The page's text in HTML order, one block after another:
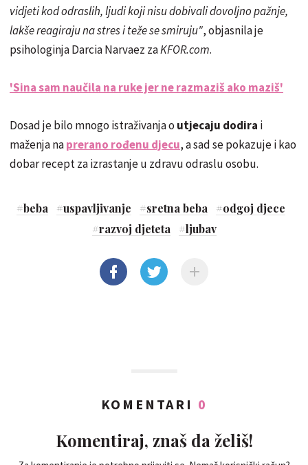
vidjeti kod odraslih, ljudi koji nisu dobivali dovoljno pažnje,
lakše reagiraju na stres i teže se smiruju", objasnila je
psihologinja Darcia Narvaez zaKFOR.com.
'Sina sam naučila na ruke jer ne razmaziš ako maziš'
Dosad je bilo mnogo istraživanja o utjecaju dodira i
maženja naprerano rođenu djecu, a sad se pokazuje i kao
dobar recept za izrastanje u zdravu odraslu osobu.
#beba #uspavljivanje #sretna beba #odgoj djece
#razvoj djeteta #ljubav
KOMENTARI 0
Komentiraj, znaš da želiš!